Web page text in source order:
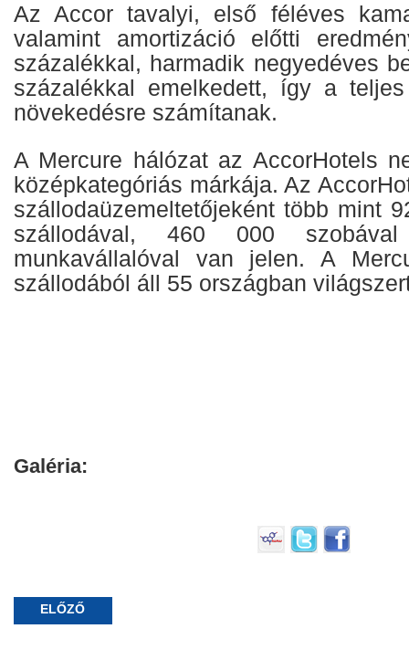
Az Accor tavalyi, első féléves
valamint amortizáció előtti
százalékkal, harmadik negyedéves
százalékkal emelkedett, így a
növekedésre számítanak.
A Mercure hálózat az AccorHotels
középkategóriás márkája. Az
szállodaüzemeltetőjeként több mint
szállodával, 460 000
munkavállalóval van jelen. A
szállodából áll 55 országban
Galéria:
ELŐZŐ